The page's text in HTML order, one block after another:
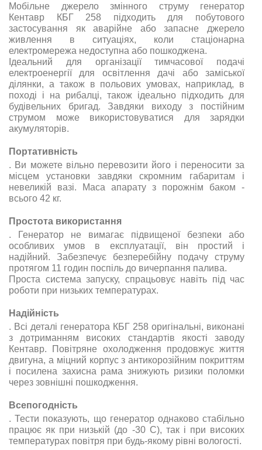
Мобільне джерело змінного струму генератор
Кентавр КБГ 258 підходить для побутового
застосування як аварійне або запасне джерело
живлення в ситуаціях, коли стаціонарна
електромережа недоступна або пошкоджена.
Ідеальний для організації тимчасової подачі
електроенергії для освітлення дачі або заміської
ділянки, а також в польових умовах, наприклад, в
поході і на рибалці, також ідеально підходить для
будівельних бригад. Завдяки виходу з постійним
струмом може використовуватися для зарядки
акумуляторів.
Портативність
. Ви можете вільно перевозити його і переносити за
місцем установки завдяки скромним габаритам і
невеликій вазі. Маса апарату з порожнім баком -
всього 42 кг.
Простота використання
.
Генератор не вимагає підвищеної безпеки або
особливих умов в експлуатації, він простий і
надійний. Забезпечує безперебійну подачу струму
протягом 11 годин поспіль до вичерпання палива.
Проста система запуску, спрацьовує навіть під час
роботи при низьких температурах.
Надійність
. Всі деталі генератора КБГ 258 оригінальні, виконані
з дотриманням високих стандартів якості заводу
Кентавр. Повітряне охолодження продовжує життя
двигуна, а міцний корпус з антикорозійним покриттям
і посилена захисна рама знижують ризики поломки
через зовнішні пошкодження.
Всепогодність
. Тести показують, що генератор однаково стабільно
працює як при низькій (до -30 С), так і при високих
температурах повітря при будь-якому рівні вологості.